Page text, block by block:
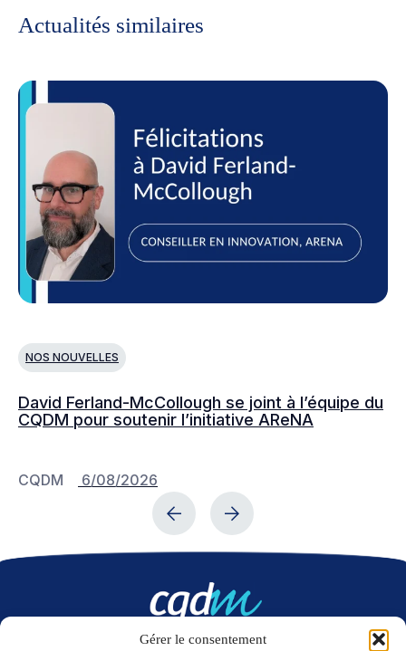
Gérer le consentement
NOS NOUVELLES
David Ferland-McCollough se joint à l’équipe du
6/08/2026